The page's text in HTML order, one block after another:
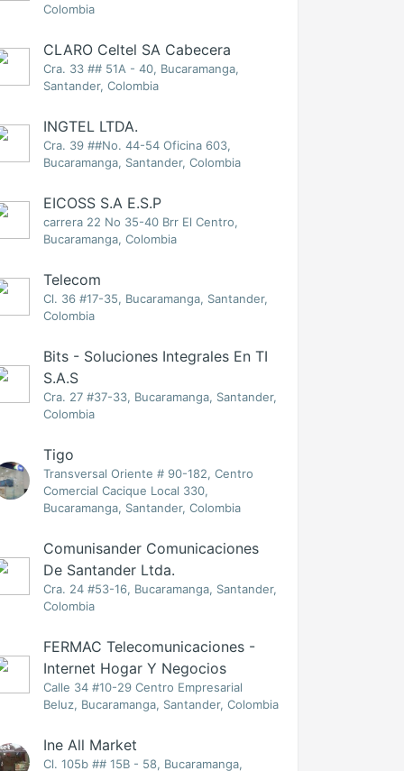
Colombia
CLARO Celtel SA Cabecera
Cra. 33 ## 51A - 40, Bucaramanga,
Santander, Colombia
INGTEL LTDA.
Cra. 39 ##No. 44-54 Oficina 603,
Bucaramanga, Santander, Colombia
EICOSS S.A E.S.P
carrera 22 No 35-40 Brr El Centro,
Bucaramanga, Colombia
Telecom
Cl. 36 #17-35, Bucaramanga, Santander,
Colombia
Bits - Soluciones Integrales En TI
S.A.S
Cra. 27 #37-33, Bucaramanga, Santander,
Colombia
Tigo
Transversal Oriente # 90-182, Centro
Comercial Cacique Local 330,
Bucaramanga, Santander, Colombia
Comunisander Comunicaciones
De Santander Ltda.
Cra. 24 #53-16, Bucaramanga, Santander,
Colombia
FERMAC Telecomunicaciones -
Internet Hogar Y Negocios
Calle 34 #10-29 Centro Empresarial
Beluz, Bucaramanga, Santander, Colombia
Ine All Market
Cl. 105b ## 15B - 58, Bucaramanga,